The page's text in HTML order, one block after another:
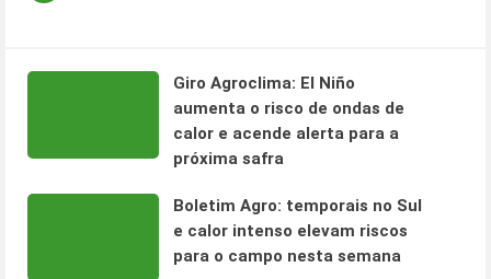
Giro Agroclima: El Niño
aumenta o risco de ondas de
calor e acende alerta para a
próxima safra
Boletim Agro: temporais no Sul
e calor intenso elevam riscos
para o campo nesta semana